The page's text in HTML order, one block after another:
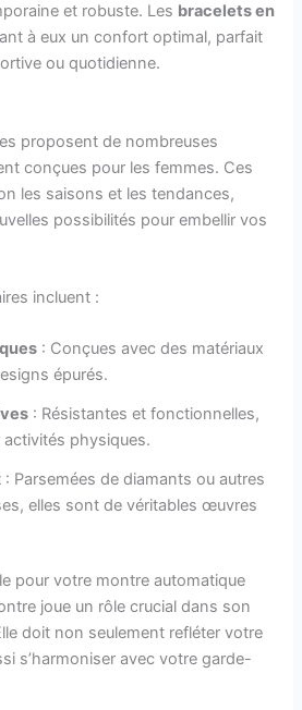
et robuste. Les bracelets en
à eux un confort optimal, parfait
ou quotidienne.
proposent de nombreuses
conçues pour les femmes. Ces
les saisons et les tendances,
possibilités pour embellir vos
incluent :
: Conçues avec des matériaux
épurés.
: Résistantes et fonctionnelles,
activités physiques.
: Parsemées de diamants ou autres
elles sont de véritables œuvres
pour votre montre automatique
joue un rôle crucial dans son
doit non seulement refléter votre
s’harmoniser avec votre garde-